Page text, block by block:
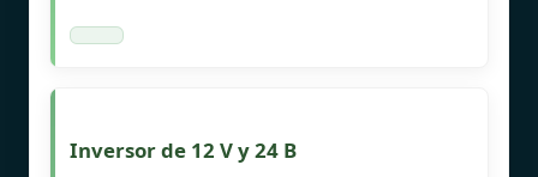
Inversor de 12 V y 24 B